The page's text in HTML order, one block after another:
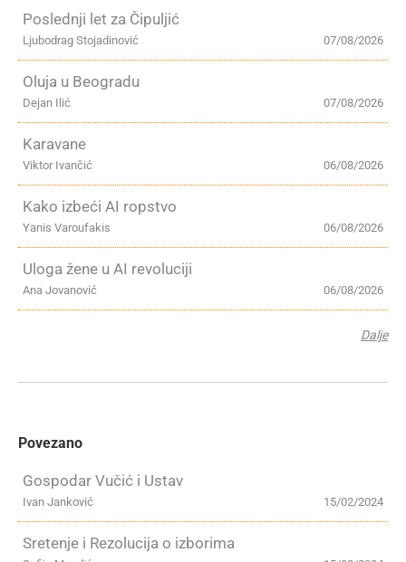
Poslednji let za Čipuljić
07/08/2026
Ljubodrag Stojadinović
Oluja u Beogradu
07/08/2026
Dejan Ilić
Karavane
06/08/2026
Viktor Ivančić
Kako izbeći AI ropstvo
06/08/2026
Yanis Varoufakis
Uloga žene u AI revoluciji
06/08/2026
Ana Jovanović
Dalje
Povezano
Gospodar Vučić i Ustav
15/02/2024
Ivan Janković
Sretenje i Rezolucija o izborima